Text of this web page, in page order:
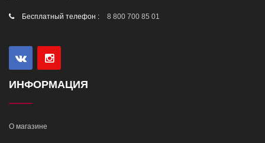
Бесплатный телефон : 8 800 700 85 01
ИНФОРМАЦИЯ
О магазине